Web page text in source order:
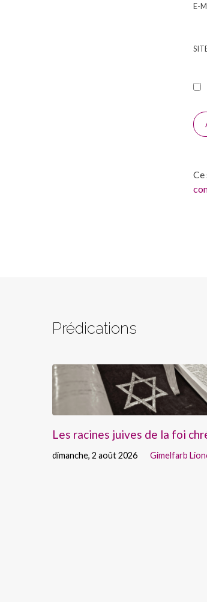
E-
Ce
Prédications
Les racines juives de la foi
dimanche, 2 août 2026 Gimelfarb